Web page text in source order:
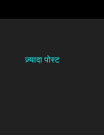
ज़्यादा पोस्ट